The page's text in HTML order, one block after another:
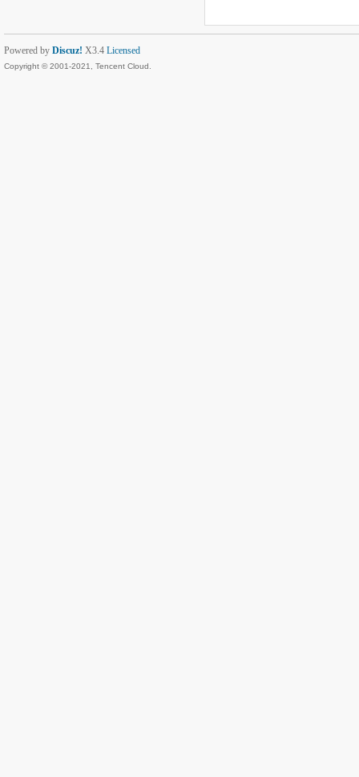
Powered by Discuz! X3.4 Licensed
Copyright © 2001-2021, Tencent Cloud.